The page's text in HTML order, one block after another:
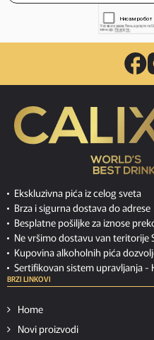
Ekskluzivna pića iz celog sveta
Brza i sigurna dostava do adrese
Besplatne pošiljke za iznose
Ne vršimo dostavu van teritorije
Kupovina alkoholnih pića
Sertifikovan sistem upravljanja -
BRZI LINKOVI
Home
Novi proizvodi